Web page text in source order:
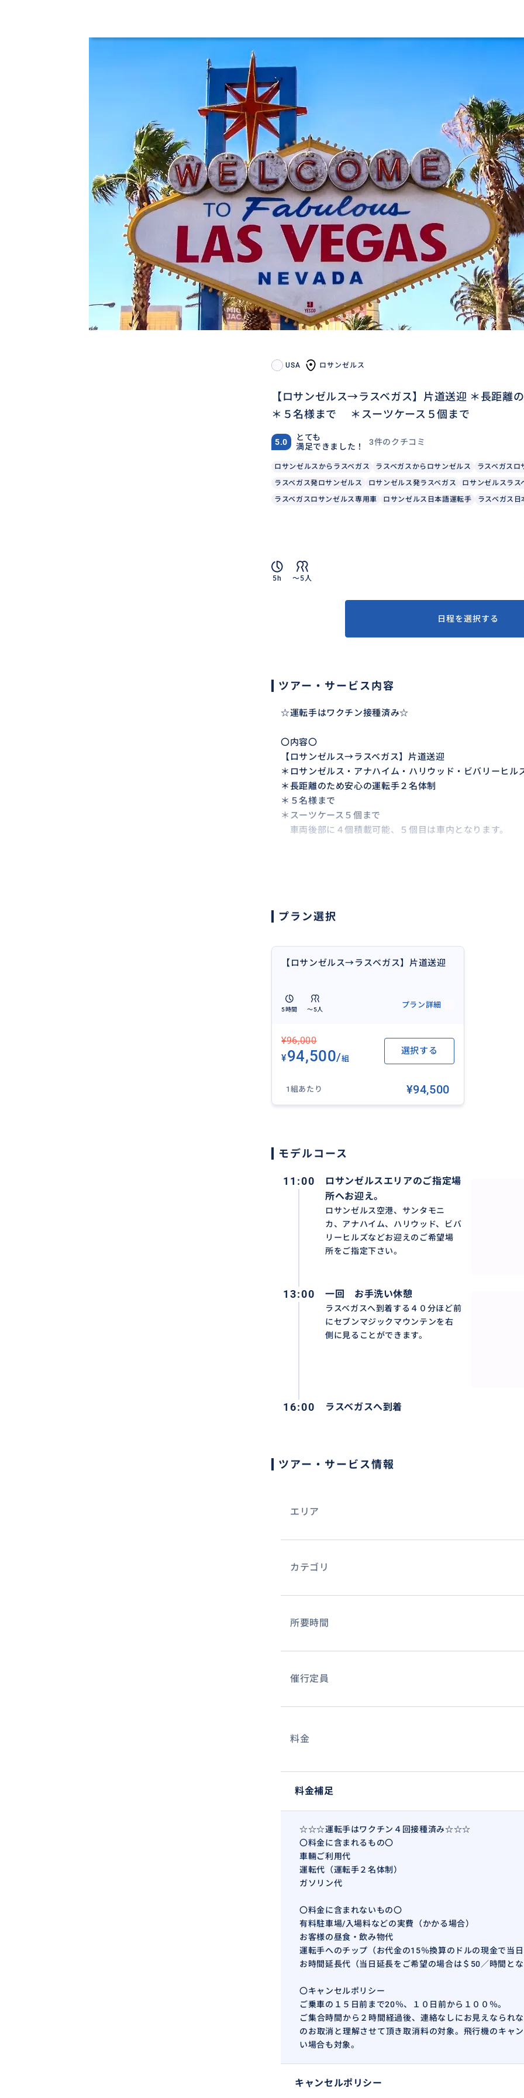
USA ロサンゼルス
【ロサンゼルス→ラスベガス】片道送迎 ＊長距離
＊５名様まで ＊スーツケース５個まで
5.0
とても
満足できました！
3件のクチコミ
ロサンゼルスからラスベガス ラスベガスからロサンゼルス ラスベガスロ
ラスベガス発ロサンゼルス
ロサンゼルス発ラスベガス
ロサンゼルスラス
ラスベガスロサンゼルス専用車
ロサンゼルス日本語運転手 ラスベガス日
5h 〜5人
日程を選択する
ツアー・サービス内容
☆運転手はワクチン接種済み☆
〇内容〇
【ロサンゼルス→ラスベガス】片道送迎
＊ロサンゼルス・アナハイム・ハリウッド・ビバリーヒル
＊長距離のため安心の運転手２名体制
＊５名様まで
＊スーツケース５個まで
車両後部に４個積載可能、５個目は車内となります。
ロサンゼルスご出発のお時間
夜間お迎えをご希望の場合は夜間走行及び深夜走行の追加
当日のお時間変更はお引き受けできない場合もございます
飛行機での移動の場合は出発の2.5時間前にチェックインし
にパックしなければなりません。
専用車での移動は渋滞がなければ、ご出発後４時間少々で
〇お立ち寄り〇
れ等発生いたします場合がございますことをご了承の上お
▼ラスベガス→ロサンゼルスの片道送迎はこちら
https://travel.buyma.com/service/a040117/
おすすめ
ロサンゼルス空港へもお迎えに上がります！
プラン選択
【ロサンゼルス→ラスベガス】片道送迎
5時間 〜5人
プラン詳細
¥96,000
¥94,500/組
選択する
1組あたり ¥94,500
モデルコース
11:00
ロサンゼルスエリアのご指定場
所へお迎え。
ロサンゼルス空港、サンタモニ
カ、アナハイム、ハリウッド、ビバ
リーヒルズなどお迎えのご希望場
所をご指定下さい。
13:00 一回 お手洗い休憩
ラスベガスへ到着する４０分ほど前
にセブンマジックマウンテンを右
側に見ることができます。
16:00 ラスベガスへ到着
ツアー・サービス情報
エリア
カテゴリ
所要時間
催行定員
料金
料金補足
☆☆☆運転手はワクチン４回接種済み☆☆☆
〇料金に含まれるもの〇
車輛ご利用代
運転代（運転手２名体制）
ガソリン代
〇料金に含まれないもの〇
有料駐車場/入場料などの実費（かかる場合）
お客様の昼食・飲み物代
運転手へのチップ（お代金の15％換算のドルの現金で当日
お時間延長代（当日延長をご希望の場合は＄50／時間とな
〇キャンセルポリシー
ご乗車の１５日前まで20％、１０日前から１００％。
ご集合時間から２時間経過後、連絡なしにお見えなられ
のお取消と理解させて頂き取消料の対象。飛行機のキャ
い場合も対象。
キャンセルポリシー